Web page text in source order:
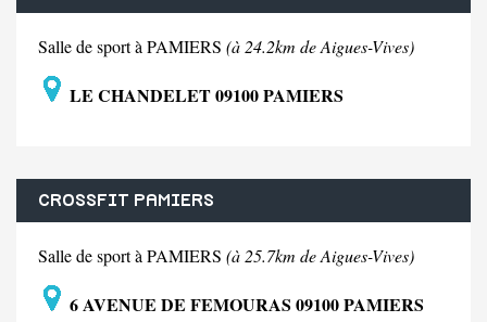
Salle de sport à PAMIERS (à 24.2km de Aigues-Vives)
LE CHANDELET 09100 PAMIERS
CROSSFIT PAMIERS
Salle de sport à PAMIERS (à 25.7km de Aigues-Vives)
6 AVENUE DE FEMOURAS 09100 PAMIERS